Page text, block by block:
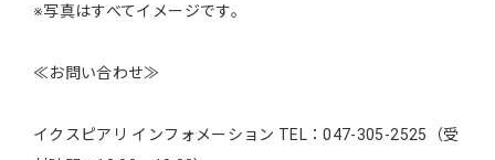
※写真はすべてイメージです。
≪お問い合わせ≫
イクスピアリ インフォメーション TEL：047-305-2525（受